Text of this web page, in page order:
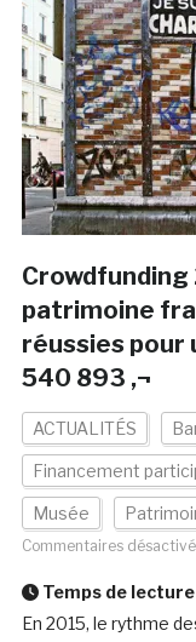
Crowdfunding
patrimoine
réussies pour
540 893 ‚¬
ACTUALITÉS
Financement
Musée
Commentaires
Temps de lecture
En 2015, le rythme